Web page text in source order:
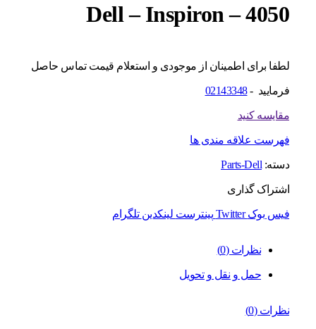
Dell – Inspiron – 4050
لطفا برای اطمینان از موجودی و استعلام قیمت تماس حاصل
فرمایید -02143348
مقایسه کنید
فهرست علاقه مندی ها
دسته: Parts-Dell
اشتراک گذاری
فیس بوک Twitter پینترست لینکدین تلگرام
نظرات (0)
حمل و نقل و تحویل
نظرات (0)